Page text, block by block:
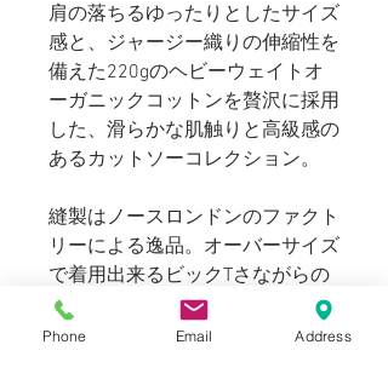
肩の落ちるゆったりとしたサイズ
感と、ジャージー織りの伸縮性を
備えた220gのヘビーウェイトオ
ーガニックコットンを贅沢に採用
した、滑らかな肌触りと高級感の
あるカットソーコレクション。
縫製はノースロンドンのファクト
リーによる逸品。 オーバーサイズ
で着用出来るビックTさながらの
パターニングは、リラックスした
スタイリングだけでなく、ストリ
Phone Email Address